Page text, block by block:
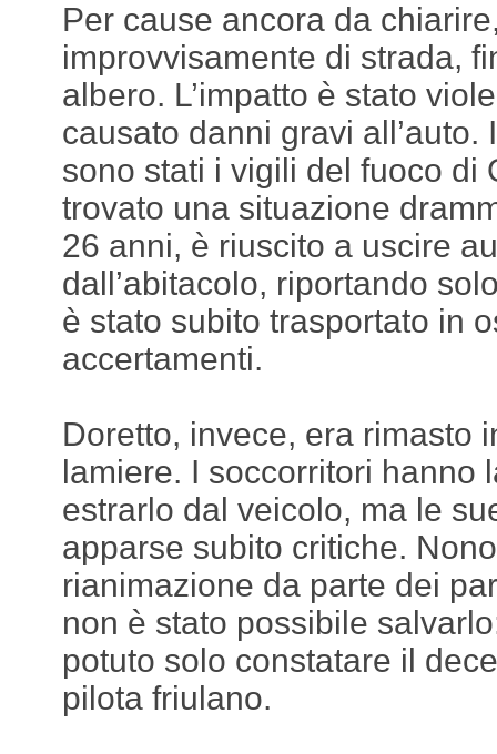
Per cause ancora da
improvvisamente di strada,
albero. L’impatto è stato
causato danni gravi all’auto.
sono stati i vigili del fuoco di
trovato una situazione
26 anni, è riuscito a uscire
dall’abitacolo, riportando
è stato subito trasportato in
accertamenti.
Doretto, invece, era rimasto
lamiere. I soccorritori hanno
estrarlo dal veicolo, ma le
apparse subito critiche.
rianimazione da parte dei
non è stato possibile
potuto solo constatare il
pilota friulano.